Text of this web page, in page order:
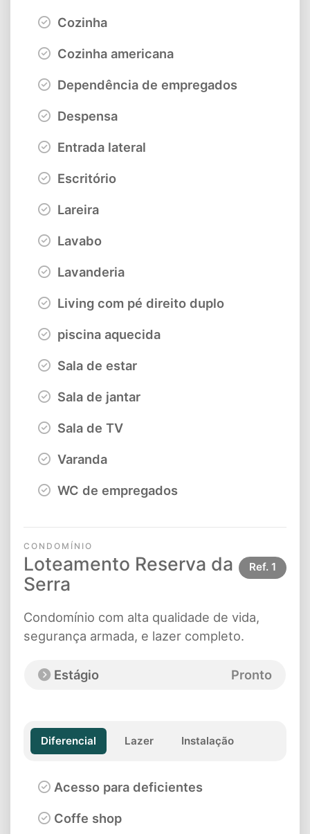
Cozinha
Cozinha americana
Dependência de empregados
Despensa
Entrada lateral
Escritório
Lareira
Lavabo
Lavanderia
Living com pé direito duplo
piscina aquecida
Sala de estar
Sala de jantar
Sala de TV
Varanda
WC de empregados
CONDOMÍNIO
Loteamento Reserva da
Serra
Ref. 1
Condomínio com alta qualidade de vida,
segurança armada, e lazer completo.
Estágio Pronto
Diferencial Lazer Instalação
Acesso para deficientes
Coffe shop